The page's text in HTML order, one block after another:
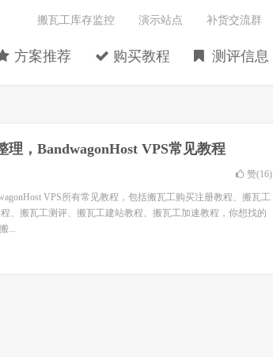
方案推荐 购买教程 测评信息
搬瓦工库存监控 演示站点 补货交流群
理，BandwagonHost VPS常见教程
赞(16)
VPS所有常见教程，包括搬瓦工购买注册教程、搬瓦工
、搬瓦工测评、搬瓦工建站教程、搬瓦工加速教程，你想找的
...